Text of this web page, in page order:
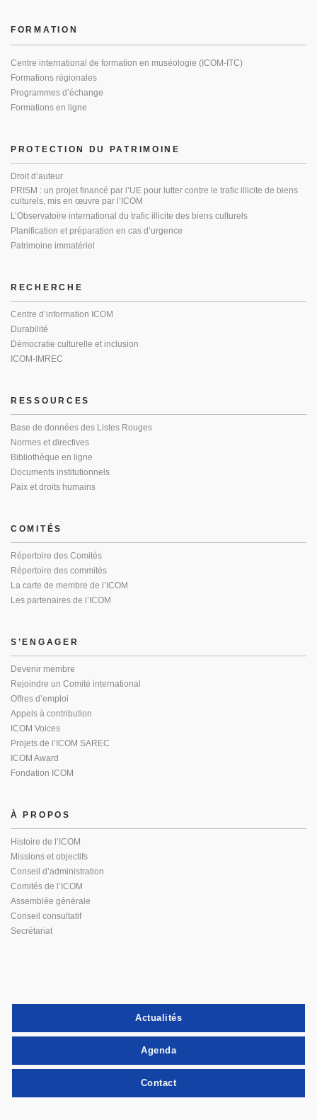
PROTECTION DU PATRIMOINE
Droit d’auteur
PRISM : un projet financé par l’UE pour lutter contre le trafic illicite de biens
culturels, mis en œuvre par l’ICOM
L’Observatoire international du trafic illicite des biens culturels
Planification et préparation en cas d’urgence
Patrimoine immatériel
FORMATION
Centre international de formation en muséologie (ICOM-ITC)
Formations régionales
Programmes d’échange
Formations en ligne
RECHERCHE
Centre d’information ICOM
Durabilité
Démocratie culturelle et inclusion
ICOM-IMREC
RESSOURCES
Base de données des Listes Rouges
Normes et directives
Bibliothèque en ligne
Documents institutionnels
Paix et droits humains
COMITÉS
Répertoire des Comités
Répertoire des commités
La carte de membre de l’ICOM
Les partenaires de l’ICOM
S’ENGAGER
Devenir membre
Rejoindre un Comité international
Offres d’emploi
Appels à contribution
ICOM Voices
Projets de l’ICOM SAREC
ICOM Award
Fondation ICOM
À PROPOS
Histoire de l’ICOM
Missions et objectifs
Conseil d’administration
Comités de l’ICOM
Assemblée générale
Conseil consultatif
Secrétariat
Actualités
Agenda
Contact